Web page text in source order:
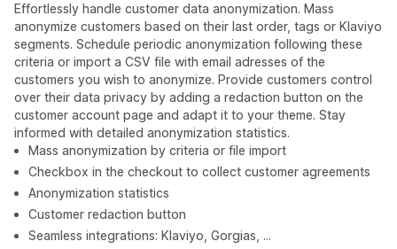
Effortlessly handle customer data anonymization. Mass
anonymize customers based on their last order, tags or Klaviyo
segments. Schedule periodic anonymization following these
criteria or import a CSV file with email adresses of the
customers you wish to anonymize. Provide customers control
over their data privacy by adding a redaction button on the
customer account page and adapt it to your theme. Stay
informed with detailed anonymization statistics.
Mass anonymization by criteria or file import
Checkbox in the checkout to collect customer agreements
Anonymization statistics
Customer redaction button
Seamless integrations: Klaviyo, Gorgias, ...